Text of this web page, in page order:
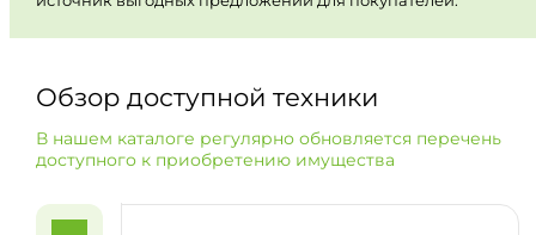
Обзор доступной техники
В нашем каталоге регулярно обновляется перечень
доступного к приобретению имущества